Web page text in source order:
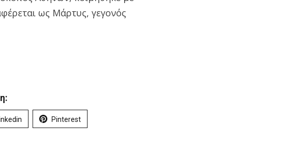
ως Μάρτυς, γεγονός
Pinterest